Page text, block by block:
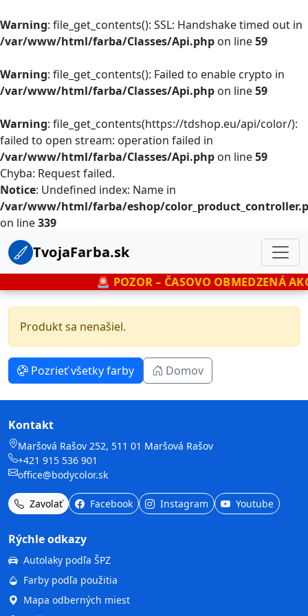
Warning: file_get_contents(): SSL: Handshake timed out in
/var/www/html/farba/Classes/Api.php on line59
Warning: file_get_contents(): Failed to enable crypto in
/var/www/html/farba/Classes/Api.php on line59
Warning: file_get_contents(https://tdshop.eu/api/color/):
failed to open stream: operation failed in
/var/www/html/farba/Classes/Api.php on line59
Chyba: Request failed.
Notice: Undefined index: Name in
/var/www/html/farba/eshop/
on line339
TvojaFarba.sk
🚨POZOR – ČASOVO OBMEDZENÁ
Produkt sa nenašiel.
Pozrieť všetky farby Domov
Kontakt
Maršová Rašov 252, 511 01 Maršová Rašov
+421 915 536 901
office@bodycolor.sk
Zavolať Facebook Instagram Youtube
Rýchle odkazy
Autolaky podľa ŠPZ
Farby podľa použitia
Mapa odberných miest